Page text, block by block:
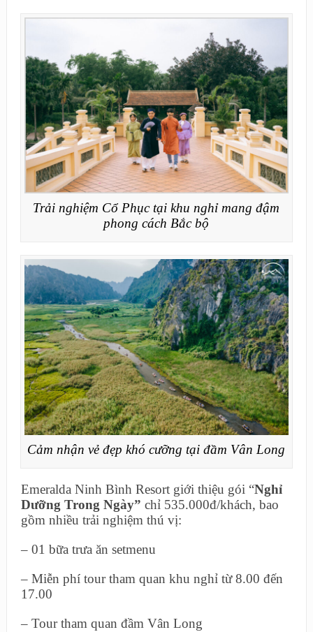
Trải nghiệm Cổ Phục tại khu nghỉ mang đậm
phong cách Bắc bộ
Cảm nhận vẻ đẹp khó cưỡng tại đầm Vân Long
Emeralda Ninh Bình Resort giới thiệu gói “Nghỉ
Dưỡng Trong Ngày” chỉ 535.000đ/khách, bao
gồm nhiều trải nghiệm thú vị:
– 01 bữa trưa ăn setmenu
– Miễn phí tour tham quan khu nghỉ từ 8.00 đến
17.00
– Tour tham quan đầm Vân Long